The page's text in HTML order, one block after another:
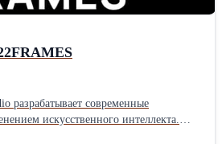
разрабатывает современные
искусственного интеллекта.